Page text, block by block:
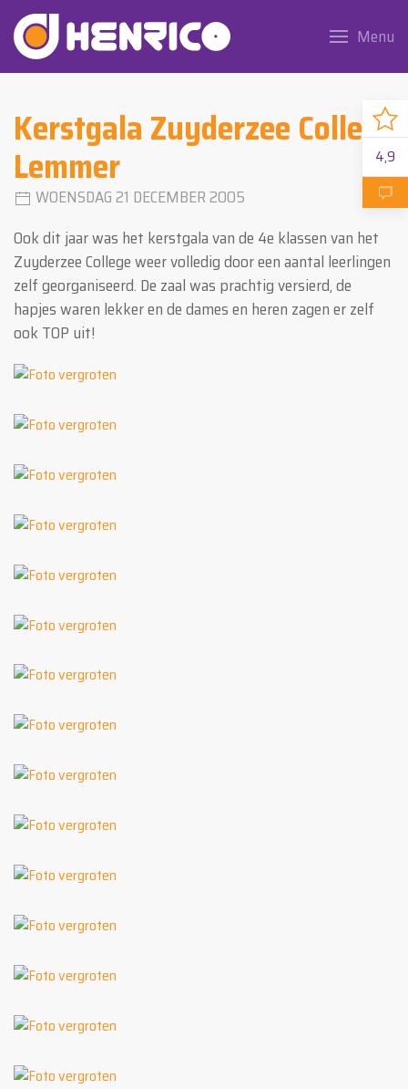
4,9
Menu
Kerstgala Zuyderzee College
Lemmer
WOENSDAG 21 DECEMBER 2005
Ook dit jaar was het kerstgala van de 4e klassen van het
Zuyderzee College weer volledig door een aantal leerlingen
zelf georganiseerd. De zaal was prachtig versierd, de
hapjes waren lekker en de dames en heren zagen er zelf
ook TOP uit!